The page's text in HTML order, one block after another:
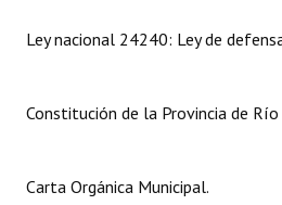
Organigrama
Proyectos Presentados
Ley nacional 24240: Ley de
Constitución de la Provincia de Río
Carta Orgánica Municipal.